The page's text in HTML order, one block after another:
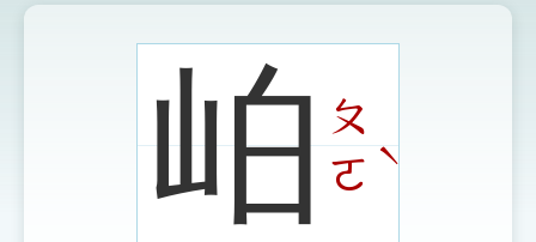
示
圖
岶 ㄆ
ㄛˋ